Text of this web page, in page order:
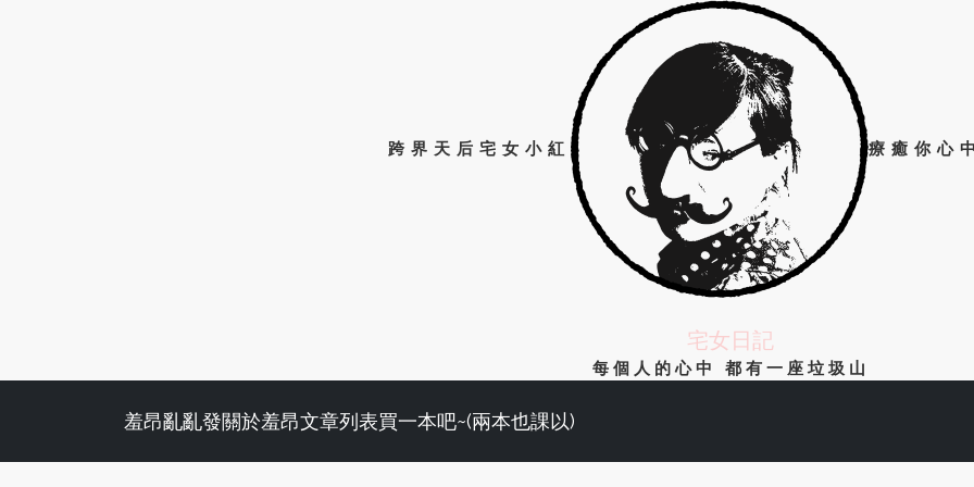
跨界天后宅女小紅 療癒你心
宅女日記
每個人的心中 都有一座垃圾山
羞昂亂亂發關於羞昂文章列表買一本吧~(兩本也課以)